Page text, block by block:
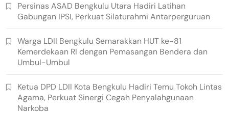
Persinas ASAD Bengkulu Utara Hadiri Latihan
Gabungan IPSI, Perkuat Silaturahmi Antarperguruan
Warga LDII Bengkulu Semarakkan HUT ke-81
Kemerdekaan RI dengan Pemasangan Bendera dan
Umbul-Umbul
Ketua DPD LDII Kota Bengkulu Hadiri Temu Tokoh Lintas
Agama, Perkuat Sinergi Cegah Penyalahgunaan
Narkoba